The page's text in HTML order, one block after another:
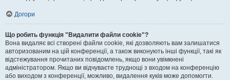
Догори
Що робить функція "Видалити файли cookie"?
Вона видаляє всі створені файли cookie, які дозволяють вам залишатися
авторизованим на цій конференції, а також виконують інші функції, такі як
відстежування прочитаних повідомлень, якщо вони увімкнені
адміністратором. Якщо ви відчуваєте труднощі з входом на конференцію
або виходом з конференції, можливо, видалення куків може допомогти.